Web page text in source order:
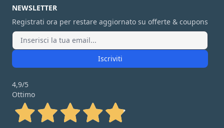
NEWSLETTER
Registrati ora per restare aggiornato su offerte & coupons
Iscriviti
4,9/5
Ottimo